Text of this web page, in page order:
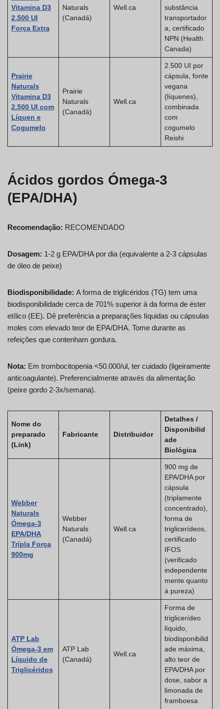
Vitamina D3
2.500 UI
Força Extra
Naturals
(Canadá)
Well.ca
substância
transportador
a, certificado
NPN (Health
Canada)
Prairie
Naturals
Vitamina D3
2.500 UI com
Líquen e
Cogumelo
Prairie
Naturals
(Canadá)
Well.ca
2.500 UI por
cápsula, fonte
vegana
(líquenes),
combinada
com
cogumelo
Reishi
Ácidos gordos Ómega-3
(EPA/DHA)
Recomendação: RECOMENDADO
Dosagem: 1-2 g EPA/DHA por dia (equivalente a 2-3 cápsulas
de óleo de peixe)
Biodisponibilidade: A forma de triglicéridos (TG) tem uma
biodisponibilidade cerca de 701% superior à da forma de éster
etílico (EE). Dê preferência a preparações líquidas ou cápsulas
moles com elevado teor de EPA/DHA. Tome durante as
refeições que contenham gordura.
Nota: Em trombocitopenia <50.000/ul, ter cuidado (ligeiramente
anticoagulante). Preferencialmente através da alimentação
(peixe gordo 2-3x/semana).
Nome do
preparado
(Link)
Fabricante Distribuidor
Detalhes /
Disponibilid
ade
Biológica
Webber
Naturals
Ómega-3
EPA/DHA
Trípla Força
900mg
Webber
Naturals
(Canadá)
Well.ca
900 mg de
EPA/DHA por
cápsula
(triplamente
concentrado),
forma de
triglicerídeos,
certificado
IFOS
(verificado
independente
mente quanto
à pureza)
ATP Lab
Ómega-3 em
Líquido de
Triglicéridos
ATP Lab
(Canadá)
Well.ca
Forma de
triglicerídeo
líquido,
biodisponibilid
ade máxima,
alto teor de
EPA/DHA por
dose, sabor a
limonada de
framboesa